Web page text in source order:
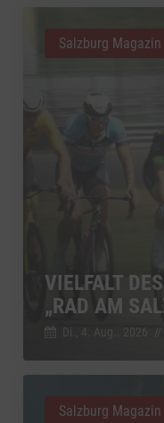
VIELFALT
„RAD AM
Di., 4. Aug.. 2026 //
Salzburg Magazin
Salzburg Magazin